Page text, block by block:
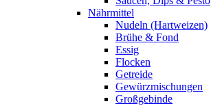
Nährmittel
Nudeln (Hartweizen)
Brühe & Fond
Essig
Flocken
Getreide
Gewürzmischungen
Großgebinde